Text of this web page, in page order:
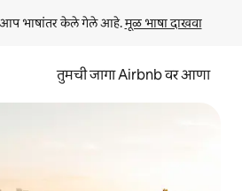
भाषांतर केले गेले आहे. मूळ भाषा दाखवा
तुमची जागा Airbnb वर आणा